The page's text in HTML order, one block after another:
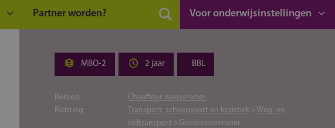
Voor onderwijsinstellingen
Partner worden?
MBO-2 2 jaar BBL
Beroep
Chauffeur wegvervoer
Richting
Transport, scheepvaart en logistiek » Weg- en
railtransport » Goederenvervoer